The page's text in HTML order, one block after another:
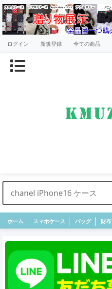
ログイン 新規登録 全ての商品
ホーム スマホケース バッグ 財布